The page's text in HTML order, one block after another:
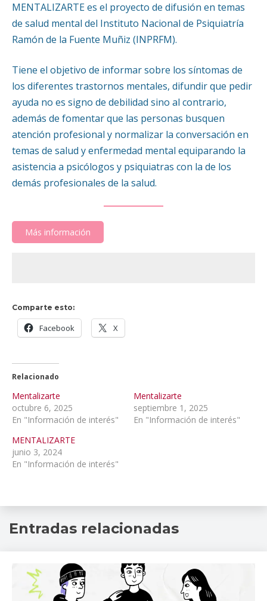
MENTALIZARTE es el proyecto de difusión en temas
de salud mental del Instituto Nacional de Psiquiatría
Ramón de la Fuente Muñiz (INPRFM).
Tiene el objetivo de informar sobre los síntomas de
los diferentes trastornos mentales, difundir que pedir
ayuda no es signo de debilidad sino al contrario,
además de fomentar que las personas busquen
atención profesional y normalizar la conversación en
temas de salud y enfermedad mental equiparando la
asistencia a psicólogos y psiquiatras con la de los
demás profesionales de la salud.
Más información
Comparte esto:
Facebook X
Relacionado
Mentalizarte
octubre 6, 2025
En "Información de interés"
Mentalizarte
septiembre 1, 2025
En "Información de interés"
MENTALIZARTE
junio 3, 2024
En "Información de interés"
de
mentalizarte,
psicooncología ,
Entradas relacionadas